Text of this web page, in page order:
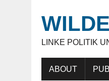
LINKE POLITIK
ABOUT